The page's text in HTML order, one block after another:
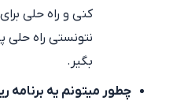
کنی و راه حلی
نتونستی راه
بگیر.
چطور میتونم یه برنامه